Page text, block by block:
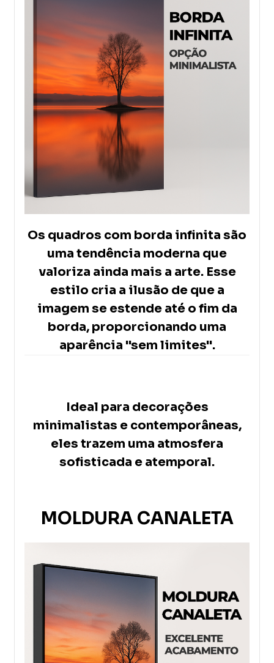
Os quadros com borda infinita são
uma tendência moderna que
valoriza ainda mais a arte. Esse
estilo cria a ilusão de que a
imagem se estende até o fim da
borda, proporcionando uma
aparência "sem limites".
Ideal para decorações
minimalistas e contemporâneas,
eles trazem uma atmosfera
sofisticada e atemporal.
MOLDURA CANALETA